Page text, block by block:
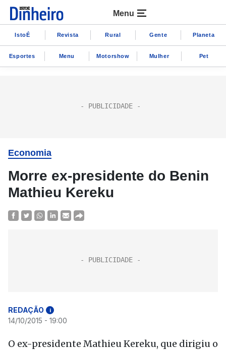
Menu
IstoÉ Revista Rural Gente Planeta
Esportes Menu Motorshow Mulher Pet
Economia
Morre ex-presidente do Benin
Mathieu Kereku
REDAÇÃO i
14/10/2015 - 19:00
O ex-presidente Mathieu Kereku, que dirigiu o